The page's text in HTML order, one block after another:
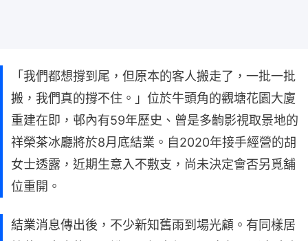
「我們都想撐到尾，但原本的客人搬走了，一批一批
搬，我們真的撐不住。」位於牛頭角的觀塘花園大廈
重建在即，邨內有59年歷史、曾是多齣影視取景地的
祥榮茶冰廳將於8月底結業。自2020年接手經營的胡
女士透露，近期生意入不敷支，尚未決定會否另覓舖
位重開。
結業消息傳出後，不少新知舊雨到場光顧。有同樣居